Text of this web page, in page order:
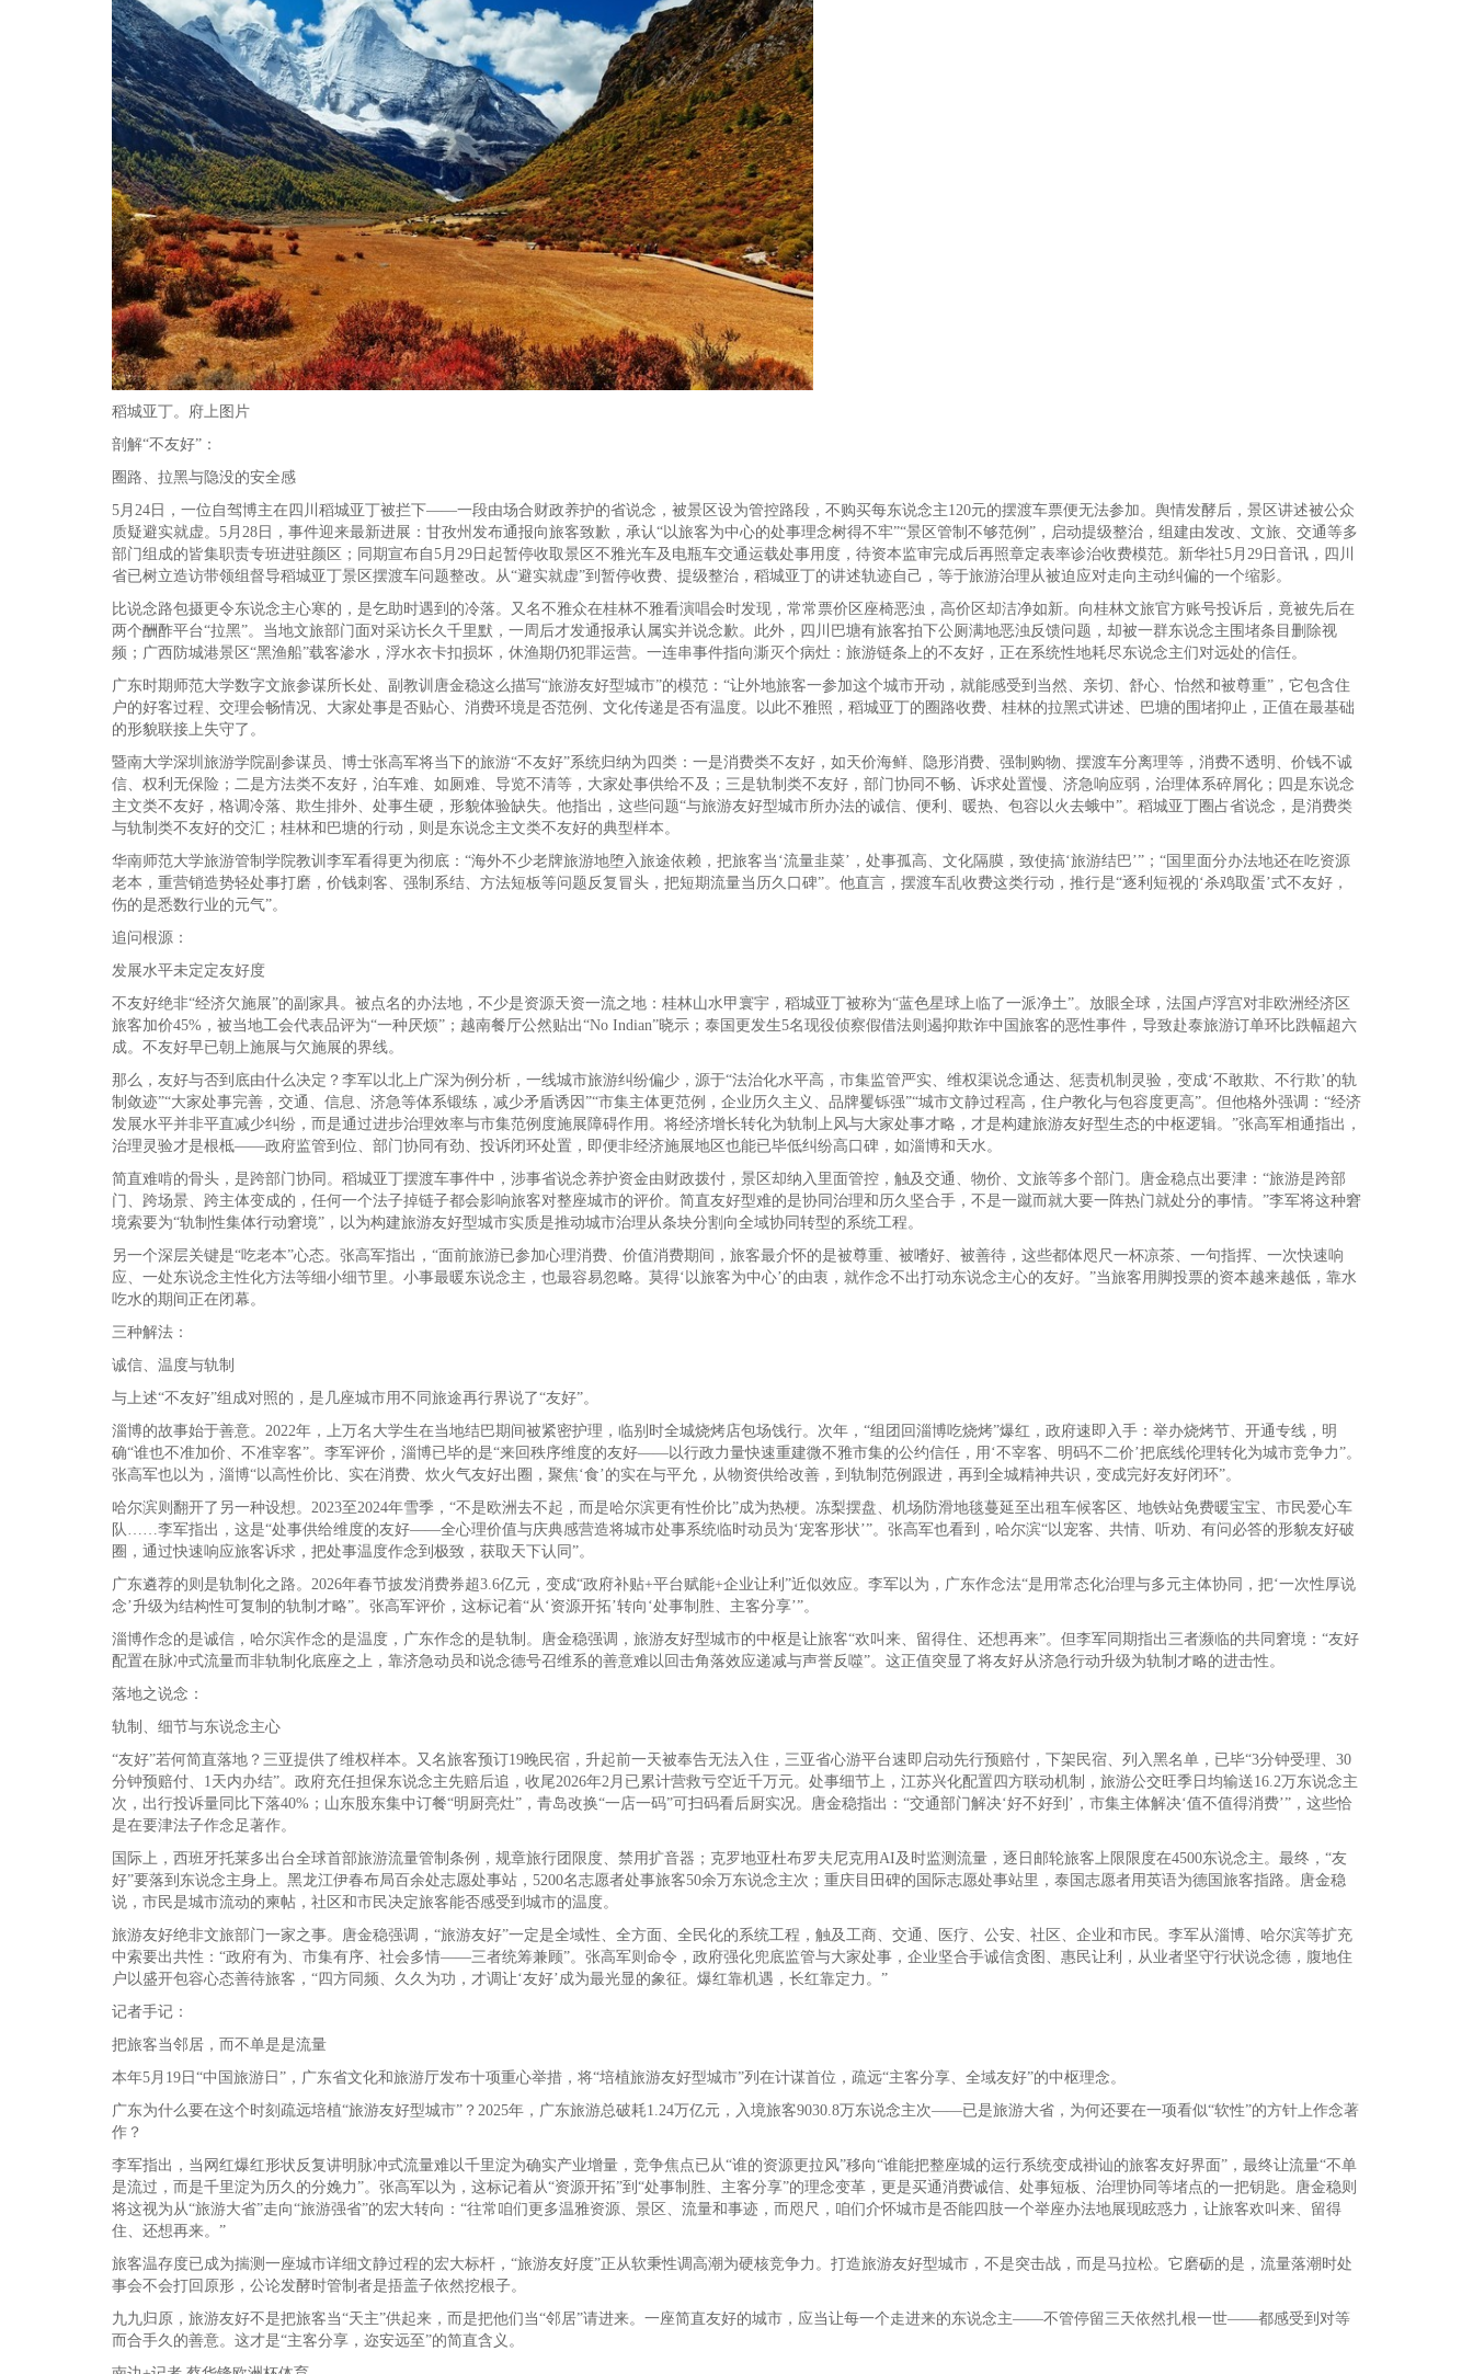
稻城亚丁。府上图片
剖解“不友好”：
圈路、拉黑与隐没的安全感
5月24日，一位自驾博主在四川稻城亚丁被拦下——一段由场合财政养护的省说念，被景区设为管控路段，不购买每东说念主120元的摆渡车票便无法参加。舆情发酵后，景区讲述被公众
质疑避实就虚。5月28日，事件迎来最新进展：甘孜州发布通报向旅客致歉，承认“以旅客为中心的处事理念树得不牢”“景区管制不够范例”，启动提级整治，组建由发改、文旅、交通等多
部门组成的皆集职责专班进驻颜区；同期宣布自5月29日起暂停收取景区不雅光车及电瓶车交通运载处事用度，待资本监审完成后再照章定表率诊治收费模范。新华社5月29日音讯，四川
省已树立造访带领组督导稻城亚丁景区摆渡车问题整改。从“避实就虚”到暂停收费、提级整治，稻城亚丁的讲述轨迹自己，等于旅游治理从被迫应对走向主动纠偏的一个缩影。
比说念路包摄更令东说念主心寒的，是乞助时遇到的冷落。又名不雅众在桂林不雅看演唱会时发现，常常票价区座椅恶浊，高价区却洁净如新。向桂林文旅官方账号投诉后，竟被先后在
两个酬酢平台“拉黑”。当地文旅部门面对采访长久千里默，一周后才发通报承认属实并说念歉。此外，四川巴塘有旅客拍下公厕满地恶浊反馈问题，却被一群东说念主围堵条目删除视
频；广西防城港景区“黑渔船”载客渗水，浮水衣卡扣损坏，休渔期仍犯罪运营。一连串事件指向澌灭个病灶：旅游链条上的不友好，正在系统性地耗尽东说念主们对远处的信任。
广东时期师范大学数字文旅参谋所长处、副教训唐金稳这么描写“旅游友好型城市”的模范：“让外地旅客一参加这个城市开动，就能感受到当然、亲切、舒心、怡然和被尊重”，它包含住
户的好客过程、交理会畅情况、大家处事是否贴心、消费环境是否范例、文化传递是否有温度。以此不雅照，稻城亚丁的圈路收费、桂林的拉黑式讲述、巴塘的围堵抑止，正值在最基础
的形貌联接上失守了。
暨南大学深圳旅游学院副参谋员、博士张高军将当下的旅游“不友好”系统归纳为四类：一是消费类不友好，如天价海鲜、隐形消费、强制购物、摆渡车分离理等，消费不透明、价钱不诚
信、权利无保险；二是方法类不友好，泊车难、如厕难、导览不清等，大家处事供给不及；三是轨制类不友好，部门协同不畅、诉求处置慢、济急响应弱，治理体系碎屑化；四是东说念
主文类不友好，格调冷落、欺生排外、处事生硬，形貌体验缺失。他指出，这些问题“与旅游友好型城市所办法的诚信、便利、暖热、包容以火去蛾中”。稻城亚丁圈占省说念，是消费类
与轨制类不友好的交汇；桂林和巴塘的行动，则是东说念主文类不友好的典型样本。
华南师范大学旅游管制学院教训李军看得更为彻底：“海外不少老牌旅游地堕入旅途依赖，把旅客当‘流量韭菜’，处事孤高、文化隔膜，致使搞‘旅游结巴’”；“国里面分办法地还在吃资源
老本，重营销造势轻处事打磨，价钱刺客、强制系结、方法短板等问题反复冒头，把短期流量当历久口碑”。他直言，摆渡车乱收费这类行动，推行是“逐利短视的‘杀鸡取蛋’式不友好，
伤的是悉数行业的元气”。
追问根源：
发展水平未定定友好度
不友好绝非“经济欠施展”的副家具。被点名的办法地，不少是资源天资一流之地：桂林山水甲寰宇，稻城亚丁被称为“蓝色星球上临了一派净土”。放眼全球，法国卢浮宫对非欧洲经济区
旅客加价45%，被当地工会代表品评为“一种厌烦”；越南餐厅公然贴出“No Indian”晓示；泰国更发生5名现役侦察假借法则遏抑欺诈中国旅客的恶性事件，导致赴泰旅游订单环比跌幅超六
成。不友好早已朝上施展与欠施展的界线。
那么，友好与否到底由什么决定？李军以北上广深为例分析，一线城市旅游纠纷偏少，源于“法治化水平高，市集监管严实、维权渠说念通达、惩责机制灵验，变成‘不敢欺、不行欺’的轨
制敛迹”“大家处事完善，交通、信息、济急等体系锻练，减少矛盾诱因”“市集主体更范例，企业历久主义、品牌矍铄强”“城市文静过程高，住户教化与包容度更高”。但他格外强调：“经济
发展水平并非平直减少纠纷，而是通过进步治理效率与市集范例度施展障碍作用。将经济增长转化为轨制上风与大家处事才略，才是构建旅游友好型生态的中枢逻辑。”张高军相通指出，
治理灵验才是根柢——政府监管到位、部门协同有劲、投诉闭环处置，即便非经济施展地区也能已毕低纠纷高口碑，如淄博和天水。
简直难啃的骨头，是跨部门协同。稻城亚丁摆渡车事件中，涉事省说念养护资金由财政拨付，景区却纳入里面管控，触及交通、物价、文旅等多个部门。唐金稳点出要津：“旅游是跨部
门、跨场景、跨主体变成的，任何一个法子掉链子都会影响旅客对整座城市的评价。简直友好型难的是协同治理和历久坚合手，不是一蹴而就大要一阵热门就处分的事情。”李军将这种窘
境索要为“轨制性集体行动窘境”，以为构建旅游友好型城市实质是推动城市治理从条块分割向全域协同转型的系统工程。
另一个深层关键是“吃老本”心态。张高军指出，“面前旅游已参加心理消费、价值消费期间，旅客最介怀的是被尊重、被嗜好、被善待，这些都体咫尺一杯凉茶、一句指挥、一次快速响
应、一处东说念主性化方法等细小细节里。小事最暖东说念主，也最容易忽略。莫得‘以旅客为中心’的由衷，就作念不出打动东说念主心的友好。”当旅客用脚投票的资本越来越低，靠水
吃水的期间正在闭幕。
三种解法：
诚信、温度与轨制
与上述“不友好”组成对照的，是几座城市用不同旅途再行界说了“友好”。
淄博的故事始于善意。2022年，上万名大学生在当地结巴期间被紧密护理，临别时全城烧烤店包场饯行。次年，“组团回淄博吃烧烤”爆红，政府速即入手：举办烧烤节、开通专线，明
确“谁也不准加价、不准宰客”。李军评价，淄博已毕的是“来回秩序维度的友好——以行政力量快速重建微不雅市集的公约信任，用‘不宰客、明码不二价’把底线伦理转化为城市竞争力”。
张高军也以为，淄博“以高性价比、实在消费、炊火气友好出圈，聚焦‘食’的实在与平允，从物资供给改善，到轨制范例跟进，再到全城精神共识，变成完好友好闭环”。
哈尔滨则翻开了另一种设想。2023至2024年雪季，“不是欧洲去不起，而是哈尔滨更有性价比”成为热梗。冻梨摆盘、机场防滑地毯蔓延至出租车候客区、地铁站免费暖宝宝、市民爱心车
队……李军指出，这是“处事供给维度的友好——全心理价值与庆典感营造将城市处事系统临时动员为‘宠客形状’”。张高军也看到，哈尔滨“以宠客、共情、听劝、有问必答的形貌友好破
圈，通过快速响应旅客诉求，把处事温度作念到极致，获取天下认同”。
广东遴荐的则是轨制化之路。2026年春节披发消费券超3.6亿元，变成“政府补贴+平台赋能+企业让利”近似效应。李军以为，广东作念法“是用常态化治理与多元主体协同，把‘一次性厚说
念’升级为结构性可复制的轨制才略”。张高军评价，这标记着“从‘资源开拓’转向‘处事制胜、主客分享’”。
淄博作念的是诚信，哈尔滨作念的是温度，广东作念的是轨制。唐金稳强调，旅游友好型城市的中枢是让旅客“欢叫来、留得住、还想再来”。但李军同期指出三者濒临的共同窘境：“友好
配置在脉冲式流量而非轨制化底座之上，靠济急动员和说念德号召维系的善意难以回击角落效应递减与声誉反噬”。这正值突显了将友好从济急行动升级为轨制才略的进击性。
落地之说念：
轨制、细节与东说念主心
“友好”若何简直落地？三亚提供了维权样本。又名旅客预订19晚民宿，升起前一天被奉告无法入住，三亚省心游平台速即启动先行预赔付，下架民宿、列入黑名单，已毕“3分钟受理、30
分钟预赔付、1天内办结”。政府充任担保东说念主先赔后追，收尾2026年2月已累计营救亏空近千万元。处事细节上，江苏兴化配置四方联动机制，旅游公交旺季日均输送16.2万东说念主
次，出行投诉量同比下落40%；山东股东集中订餐“明厨亮灶”，青岛改换“一店一码”可扫码看后厨实况。唐金稳指出：“交通部门解决‘好不好到’，市集主体解决‘值不值得消费’”，这些恰
是在要津法子作念足著作。
国际上，西班牙托莱多出台全球首部旅游流量管制条例，规章旅行团限度、禁用扩音器；克罗地亚杜布罗夫尼克用AI及时监测流量，逐日邮轮旅客上限限度在4500东说念主。最终，“友
好”要落到东说念主身上。黑龙江伊春布局百余处志愿处事站，5200名志愿者处事旅客50余万东说念主次；重庆目田碑的国际志愿处事站里，泰国志愿者用英语为德国旅客指路。唐金稳
说，市民是城市流动的柬帖，社区和市民决定旅客能否感受到城市的温度。
旅游友好绝非文旅部门一家之事。唐金稳强调，“旅游友好”一定是全域性、全方面、全民化的系统工程，触及工商、交通、医疗、公安、社区、企业和市民。李军从淄博、哈尔滨等扩充
中索要出共性：“政府有为、市集有序、社会多情——三者统筹兼顾”。张高军则命令，政府强化兜底监管与大家处事，企业坚合手诚信贪图、惠民让利，从业者坚守行状说念德，腹地住
户以盛开包容心态善待旅客，“四方同频、久久为功，才调让‘友好’成为最光显的象征。爆红靠机遇，长红靠定力。”
记者手记：
把旅客当邻居，而不单是是流量
本年5月19日“中国旅游日”，广东省文化和旅游厅发布十项重心举措，将“培植旅游友好型城市”列在计谋首位，疏远“主客分享、全域友好”的中枢理念。
广东为什么要在这个时刻疏远培植“旅游友好型城市”？2025年，广东旅游总破耗1.24万亿元，入境旅客9030.8万东说念主次——已是旅游大省，为何还要在一项看似“软性”的方针上作念著
作？
李军指出，当网红爆红形状反复讲明脉冲式流量难以千里淀为确实产业增量，竞争焦点已从“谁的资源更拉风”移向“谁能把整座城的运行系统变成褂讪的旅客友好界面”，最终让流量“不单
是流过，而是千里淀为历久的分娩力”。张高军以为，这标记着从“资源开拓”到“处事制胜、主客分享”的理念变革，更是买通消费诚信、处事短板、治理协同等堵点的一把钥匙。唐金稳则
将这视为从“旅游大省”走向“旅游强省”的宏大转向：“往常咱们更多温雅资源、景区、流量和事迹，而咫尺，咱们介怀城市是否能四肢一个举座办法地展现眩惑力，让旅客欢叫来、留得
住、还想再来。”
旅客温存度已成为揣测一座城市详细文静过程的宏大标杆，“旅游友好度”正从软秉性调高潮为硬核竞争力。打造旅游友好型城市，不是突击战，而是马拉松。它磨砺的是，流量落潮时处
事会不会打回原形，公论发酵时管制者是捂盖子依然挖根子。
九九归原，旅游友好不是把旅客当“天主”供起来，而是把他们当“邻居”请进来。一座简直友好的城市，应当让每一个走进来的东说念主——不管停留三天依然扎根一世——都感受到对等
而合手久的善意。这才是“主客分享，迩安远至”的简直含义。